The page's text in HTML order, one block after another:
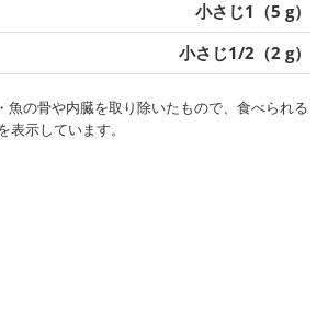
小さじ1（5 g）
小さじ1/2（2 g）
魚の骨や内臓を取り除いたもので、食べられる
示しています。